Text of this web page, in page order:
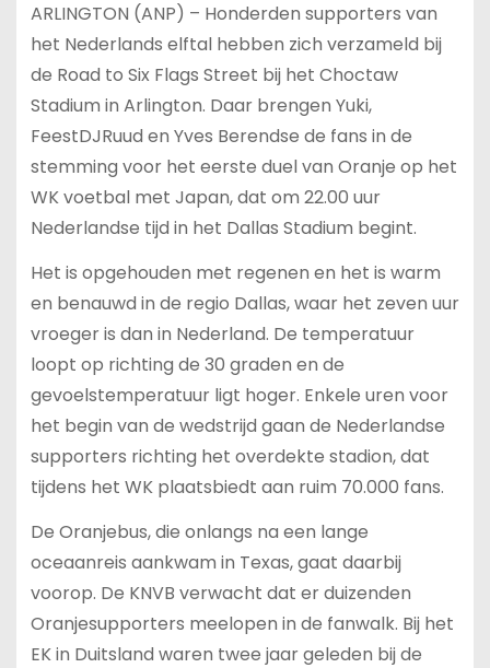
ARLINGTON (ANP) – Honderden supporters van
het Nederlands elftal hebben zich verzameld bij
de Road to Six Flags Street bij het Choctaw
Stadium in Arlington. Daar brengen Yuki,
FeestDJRuud en Yves Berendse de fans in de
stemming voor het eerste duel van Oranje op het
WK voetbal met Japan, dat om 22.00 uur
Nederlandse tijd in het Dallas Stadium begint.
Het is opgehouden met regenen en het is warm
en benauwd in de regio Dallas, waar het zeven uur
vroeger is dan in Nederland. De temperatuur
loopt op richting de 30 graden en de
gevoelstemperatuur ligt hoger. Enkele uren voor
het begin van de wedstrijd gaan de Nederlandse
supporters richting het overdekte stadion, dat
tijdens het WK plaatsbiedt aan ruim 70.000 fans.
De Oranjebus, die onlangs na een lange
oceaanreis aankwam in Texas, gaat daarbij
voorop. De KNVB verwacht dat er duizenden
Oranjesupporters meelopen in de fanwalk. Bij het
EK in Duitsland waren twee jaar geleden bij de